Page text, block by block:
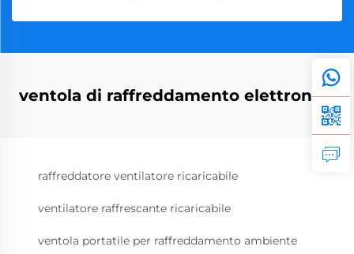
ventola di raffreddamento elettronica
raffreddatore ventilatore ricaricabile
ventilatore raffrescante ricaricabile
ventola portatile per raffreddamento ambiente